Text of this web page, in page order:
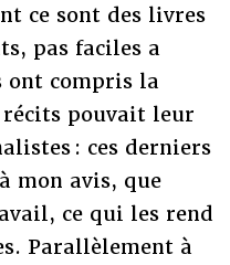
ce sont des livres
pas faciles a
compris la
pouvait leur
: ces derniers
mon avis, que
ce qui les rend
Parallèlement à